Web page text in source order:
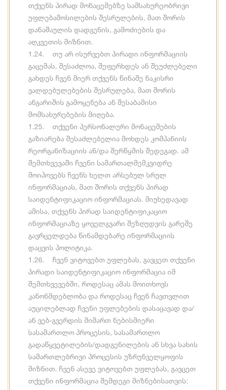
თქვენს პირად მონაცემებზე სამსახურეობრივი
უფლებამოსილების შესრულების, მათ შორის
დანაშაულის დადგენის, გამოძიების და
აღკვეთის მიზნით.
1.24. თუ არ ისურვებთ პირადი ინფორმაციის
გაცემას, შესაძლოა, შეფერხდეს ან შეუძლებელი
გახდეს ჩვენ მიერ თქვენს წინაშე ნაკისრი
ვალდებულებების შესრულება, მათ შორის
ანგარიშის გამოყენება ან შესაბამისი
მომსახურებების მიღება.
1.25. თქვენი პერსონალური მონაცემების
გაზიარება შესაძლებელია მოხდეს კომპანიის
რეორგანიზაციის ან/და შერწყმის შედეგად. ამ
შემთხვევაში ჩვენი სამართალმემკვიდრე
მოიპოვებს ჩვენს ხელთ არსებულ სრულ
ინფორმაციას, მათ შორის თქვენს პირად
საიდენტიფიკაციო ინფორმაციას. მიუხედავად
ამისა, თქვენს პირად საიდენტიფიკაციო
ინფორმაციაზე ყოველგვარი შეზღუდვის გარეშე
გავრცელდება წინამდებარე ინფორმაციის
დაცვის პოლიტიკა.
1.26. ჩვენ ვიტოვებთ უფლებას, გავცეთ თქვენი
პირადი საიდენტიფიკაციო ინფორმაცია იმ
შემთხვევებში, როდესაც ამას მოითხოვს
კანონმდებლობა და როდესაც ჩვენ ჩავთვლით
აუცილებლად ჩვენი უფლებების დასაცავად და/
ან ვებ-გვერდის მიმართ ნებისმიერი
სასამართლო პროცესის, სასამართლო
გადაწყვეტილების/დადგენილების ან სხვა სახის
სამართლებრივი პროცესის უზრუნველყოფის
მიზნით. ჩვენ ასევე ვიტოვებთ უფლებას, გავცეთ
თქვენი ინფორმაცია შემდეგი მიზნებისათვის: